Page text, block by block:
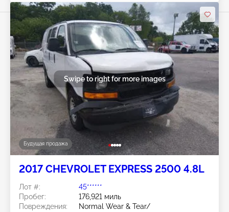
Будущая продажа
Swipe to right for more images
2017 CHEVROLET EXPRESS 2500 4.8L
Лот #:
45******
Пробег:
176,921 миль
Повреждения:
Normal Wear & Tear/